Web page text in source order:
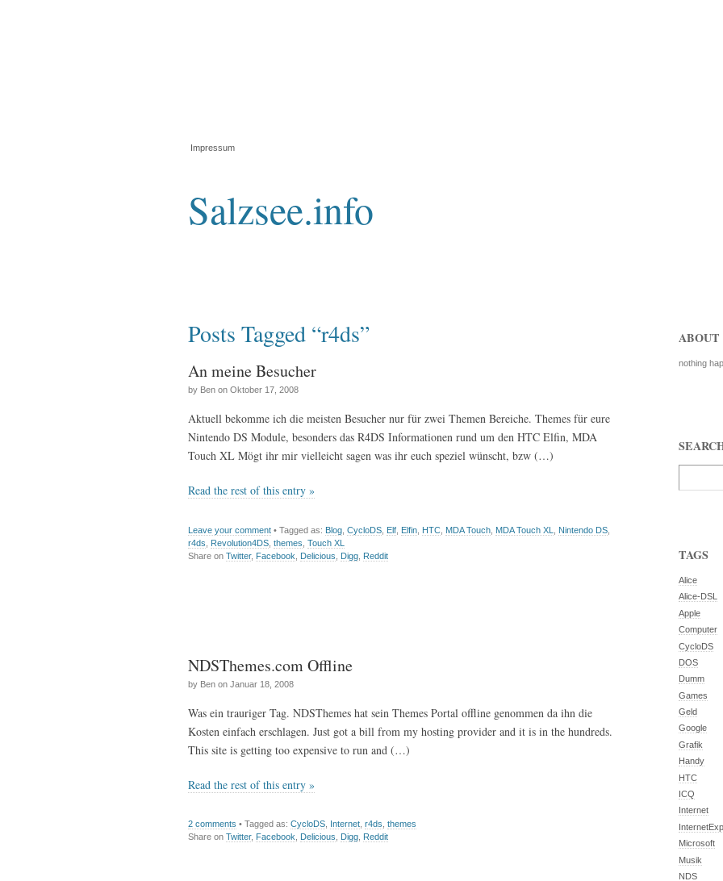
Impressum
Salzsee.info
Posts Tagged “r4ds”
An meine Besucher
by Ben on Oktober 17, 2008
Aktuell bekomme ich die meisten Besucher nur für zwei Themen Bereiche. Themes für eure
Nintendo DS Module, besonders das R4DS Informationen rund um den HTC Elfin, MDA
Touch XL Mögt ihr mir vielleicht sagen was ihr euch speziel wünscht, bzw (…)
Read the rest of this entry »
Leave your comment • Tagged as: Blog CycloDS Elf Elfin HTC MDA Touch MDA Touch XL Nintendo DS
r4ds
Revolution4DS themes Touch XL
Share on Twitter, Facebook Delicious Digg Reddit
NDSThemes.com Offline
by Ben on Januar 18, 2008
Was ein trauriger Tag. NDSThemes hat sein Themes Portal offline genommen da ihn die
Kosten einfach erschlagen. Just got a bill from my hosting provider and it is in the hundreds.
This site is getting too expensive to run and (…)
Read the rest of this entry »
2 comments • Tagged as: CycloDS Internet r4ds themes
Share on Twitter, Facebook Delicious Digg Reddit
nothing
TAGS
Alice
Alice-DSL
Apple
Computer
CycloDS
DOS
Dumm
Games
Geld
Google
Grafik
Handy
HTC
ICQ
Internet
Microsoft
Musik
NDS